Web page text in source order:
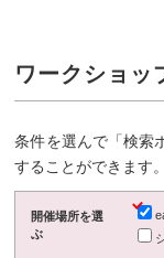
ワークショッ
条件を選んで「検索
することができます。
開催場所を選
ぶ